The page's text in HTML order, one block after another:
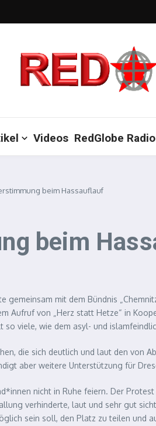
Videos RedGlobe Radio
beim Hassauflauf
beim
gemeinsam mit dem Bündnis
Aufruf von „Herz statt Hetze“ in
viele, wie dem asyl- und
die sich deutlich und laut den von
aber weitere Unterstützung für
nicht in Ruhe feiern. Der
verhinderte, laut und sehr gut
sein soll, den Platz zu teilen